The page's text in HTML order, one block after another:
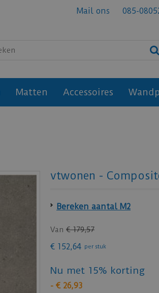
Mail ons 085-
Matten Accessoires
vtwonen -
Bereken aantal M2
Van € 179,57
€ 152,64 per stuk
Nu met 15% korting
- € 26,93